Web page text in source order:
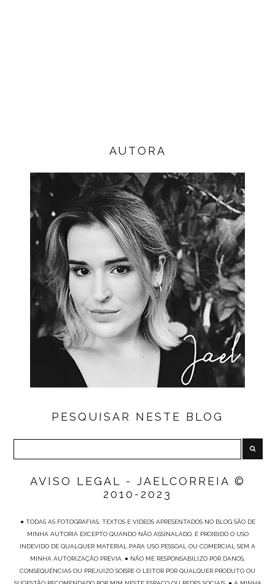
AUTORA
PESQUISAR NESTE BLOG
AVISO LEGAL - JAELCORREIA ©
2010-2023
● TODAS AS FOTOGRAFIAS, TEXTOS E VÍDEOS APRESENTADOS NO BLOG SÃO DE
MINHA AUTORIA EXCEPTO QUANDO NÃO ASSINALADO, É PROIBIDO O USO
INDEVIDO DE QUALQUER MATERIAL PARA USO PESSOAL OU COMERCIAL SEM A
MINHA AUTORIZAÇÃO PRÉVIA. ● NÃO ME RESPONSABILIZO POR DANOS,
CONSEQUÊNCIAS OU PREJUÍZO SOBRE O LEITOR POR QUALQUER PRODUTO OU